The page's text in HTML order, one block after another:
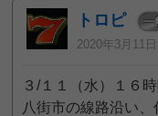
トロピ 一
2020年3月11
３/１１（水）１６
八街市の線路沿い、